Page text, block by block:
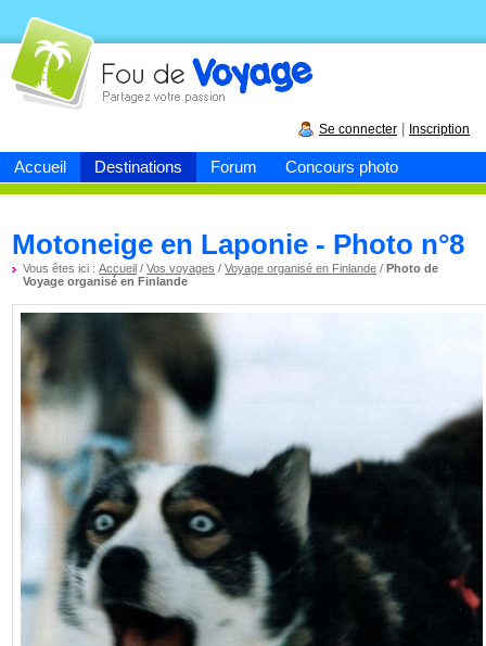
Accueil Destinations Forum Concours photo
Fou devoyage
Se connecter Inscription
Motoneige en Laponie - Photo n°8
Vous êtes ici :Accueil /Vos voyages /Voyage organisé en Finlande /Photo de
Voyage organisé en Finlande